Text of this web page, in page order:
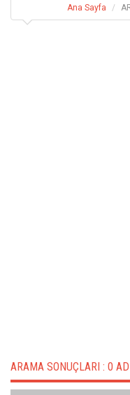
Ana Sayfa
ARAMA SONUÇLARI : 0